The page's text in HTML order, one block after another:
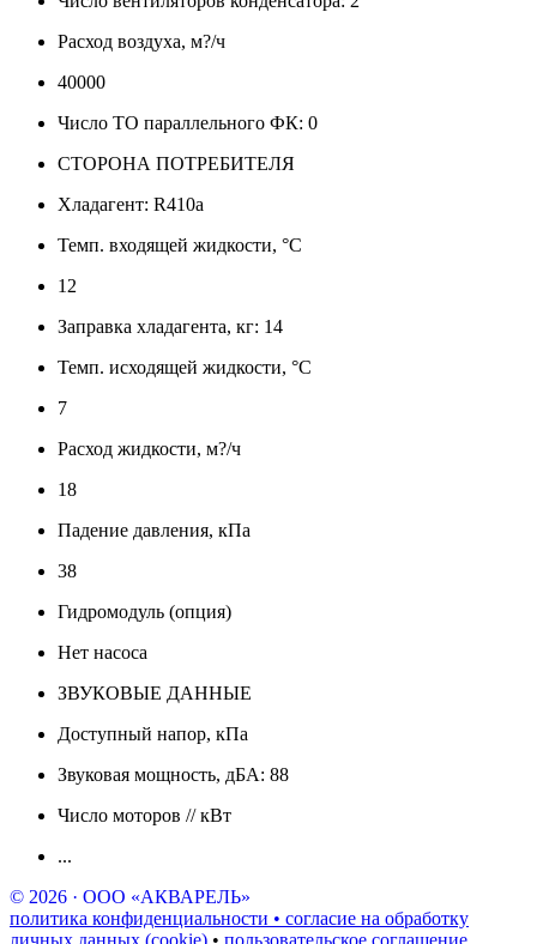
Расход воздуха, м?/ч
40000
Число ТО параллельного ФК: 0
СТОРОНА ПОТРЕБИТЕЛЯ
Хладагент: R410a
Темп. входящей жидкости, °C
12
Заправка хладагента, кг: 14
Темп. исходящей жидкости, °C
7
Расход жидкости, м?/ч
18
Падение давления, кПа
38
Гидромодуль (опция)
Нет насоса
ЗВУКОВЫЕ ДАННЫЕ
Доступный напор, кПа
Звуковая мощность, дБА: 88
Число моторов // кВт
...
© 2026 · ООО «АКВАРЕЛЬ»
политика конфиденциальности • согласие на обработку
личных данных (cookie) • пользовательское соглашение